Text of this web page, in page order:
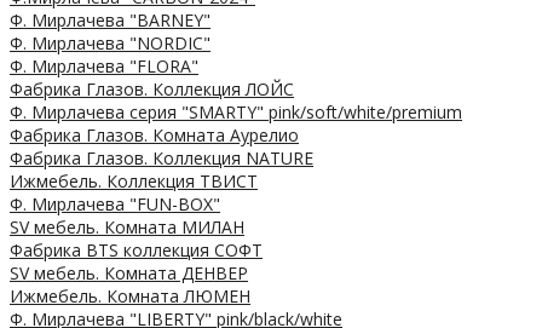
Ф. Мирлачева "BARNEY"
Ф. Мирлачева "NORDIC"
Ф. Мирлачева "FLORA"
Фабрика Глазов. Коллекция ЛОЙС
Ф. Мирлачева серия "SMARTY" pink/soft/white/premium
Фабрика Глазов. Комната Аурелио
Фабрика Глазов. Коллекция NATURE
Ижмебель. Коллекция ТВИСТ
Ф. Мирлачева "FUN-BOX"
SV мебель. Комната МИЛАН
Фабрика BTS коллекция СОФТ
SV мебель. Комната ДЕНВЕР
Ижмебель. Комната ЛЮМЕН
Ф. Мирлачева "LIBERTY" pink/black/white